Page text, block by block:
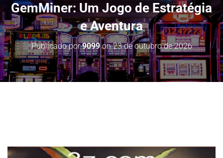
O
GemMiner: Um Jogo de Estratégia
e Aventura
Publicado por9099on23 de outubro de 2026